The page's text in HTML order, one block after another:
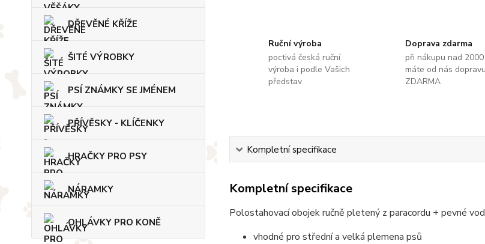
DŘEVĚNÉ KŘÍŽE
ŠITÉ VÝROBKY
PSÍ ZNÁMKY SE JMÉNEM
PŘÍVĚSKY - KLÍČENKY
HRAČKY PRO PSY
NÁRAMKY
OHLÁVKY PRO KONĚ
Ruční výroba
poctivá česká ruční
výroba i podle Vašich
představ
Doprava zdarma
při nákupu nad 2000
máte od nás dopravu
ZDARMA
Kompletní specifikace
Kompletní specifikace
Polostahovací obojek ručně pletený z paracordu + pevné
vhodné pro střední a velká plemena psů